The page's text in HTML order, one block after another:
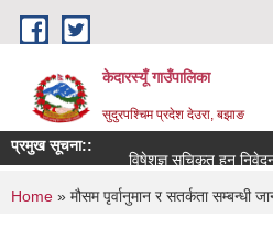
Skip to main content
केदारस्यूँ गाउँपालिका
सुदुरपश्चिम प्रदेश देउरा, बझाङ
प्रमुख सूचना::
विषेशज्ञ सूचिकृत हुन निवेदन पेश
You are here
Home » मौसम पृर्वानुमान र सतर्कता सम्बन्धी